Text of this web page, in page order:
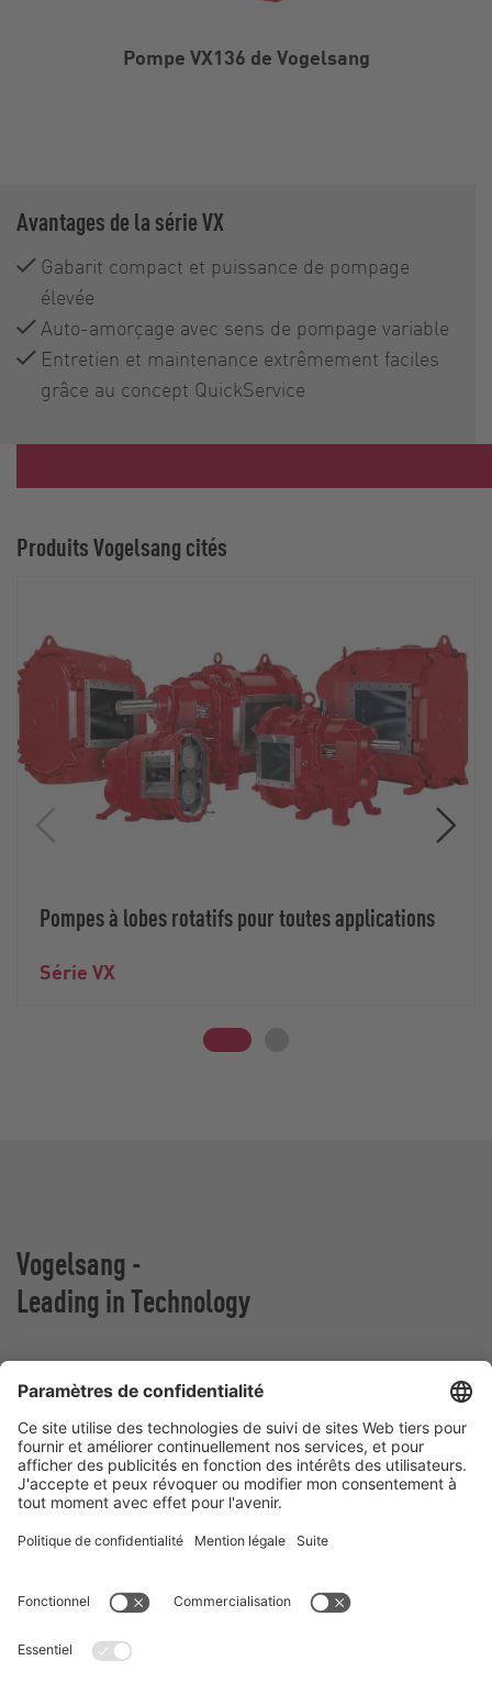
Pompe VX136 de Vogelsang
Avantages de la série VX
Gabarit compact et puissance de pompage
élevée
Auto-amorçage avec sens de pompage variable
Entretien et maintenance extrêmement faciles
grâce au concept QuickService
Produits Vogelsang cités
Pompes à lobes rotatifs pour toutes applications
Série VX
Vogelsang -
Leading in Technology
VOGELSANG BELGIUM N.V.
Slingerstraat 50
8820 Torhout
Belgique
Téléphone:+32 51 81 96 40